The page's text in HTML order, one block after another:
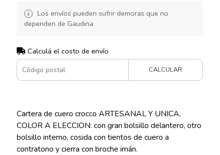
Los envíos pueden sufrir demoras que no
dependen de Gaudina
Calculá el costo de envío
CALCULAR
Cartera de cuero crocco ARTESANAL Y UNICA,
COLOR A ELECCION: con gran bolsillo delantero, otro
bolsillo interno, cosida con tientos de cuero a
contratono y cierra con broche imán.